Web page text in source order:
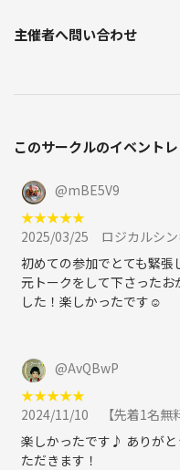
主催者へ問い合わせ
このサークルのイベント
@mBE5V9
★★★★★
2025/03/25
ロジカルシ
初めての参加でとても緊
元トークをして下さったお
した！楽しかったです☺️
@AvQBwP
★★★★★
2024/11/10
【先着1名無料
楽しかったです♪ ありが
ただきます！